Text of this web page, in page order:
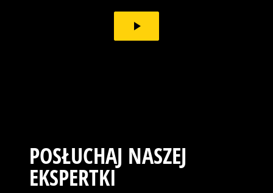
play_arrow
POSŁUCHAJ NASZEJ
EKSPERTKI